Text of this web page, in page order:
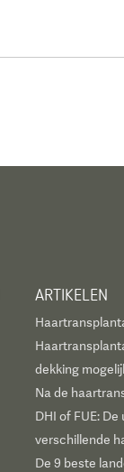
ARTIKELEN
dekking
Na de
DHI of FUE: De
verschillende
De 9 beste